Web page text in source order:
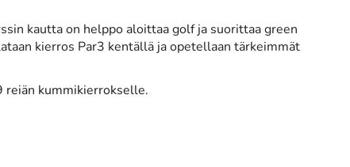
kautta on helppo aloittaa golf ja suorittaa green
kierros Par3 kentällä ja opetellaan tärkeimmät
reiän kummikierrokselle.